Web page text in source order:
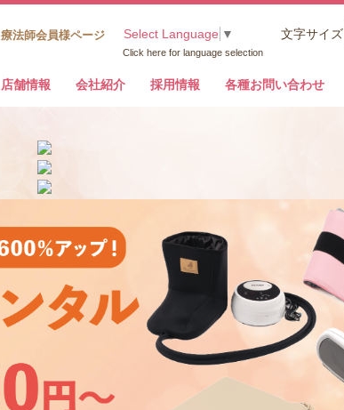
療法師会員様ページ Select Language ▼
Click here for language selection
文字サイズ
店舗情報 会社紹介 採用情報 各種お問い合わせ